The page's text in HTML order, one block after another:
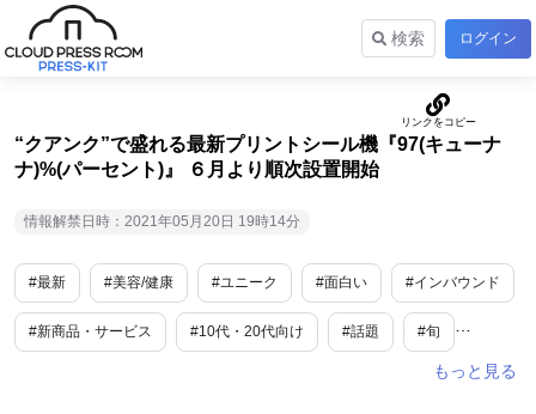
検索 ログイン
“クアンク”で盛れる最新プリントシール機『97(キューナ
ナ)%(パーセント)』 ６月より順次設置開始
情報解禁日時：2021年05月20日 19時14分
#最新 #美容/健康 #ユニーク #面白い #インバウンド
#新商品・サービス #10代・20代向け #話題 #旬